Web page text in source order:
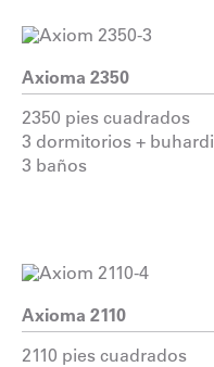
Axioma 2350
2350 pies cuadrados
3 dormitorios +
3 baños
Axioma 2110
2110 pies cuadrados